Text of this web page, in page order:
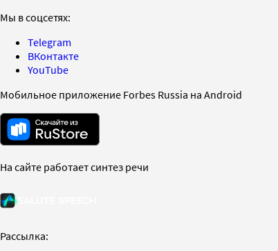
Мы в соцсетях:
Telegram
ВКонтакте
YouTube
Мобильное приложение Forbes Russia на Android
На сайте работает синтез речи
Рассылка: